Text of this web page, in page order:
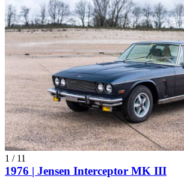
1 / 11
1976 | Jensen Interceptor MK III